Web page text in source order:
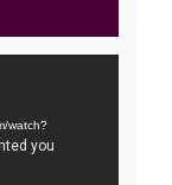
watch?